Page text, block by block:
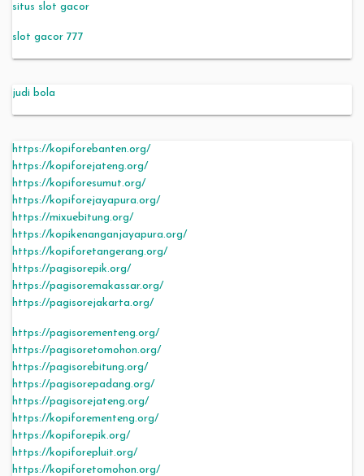
situs slot gacor
slot gacor 777
judi bola
https://kopiforebanten.org/
https://kopiforejateng.org/
https://kopiforesumut.org/
https://kopiforejayapura.org/
https://mixuebitung.org/
https://kopikenanganjayapura.org/
https://kopiforetangerang.org/
https://pagisorepik.org/
https://pagisoremakassar.org/
https://pagisorejakarta.org/
https://pagisorementeng.org/
https://pagisoretomohon.org/
https://pagisorebitung.org/
https://pagisorepadang.org/
https://pagisorejateng.org/
https://kopiforementeng.org/
https://kopiforepik.org/
https://kopiforepluit.org/
https://kopiforetomohon.org/